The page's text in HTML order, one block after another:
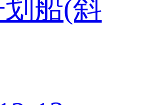
船(斜